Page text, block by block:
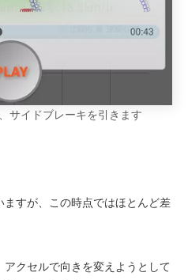
サイドブレーキを引きます
すが、この時点ではほとんど差
クセルで向きを変えようとして